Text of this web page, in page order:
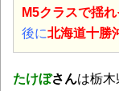
M5クラスで揺れ
後に北海道十勝
たけぼさんは栃